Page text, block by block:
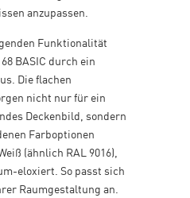
anzupassen.
Funktionalität
BASIC durch ein
Die flachen
nicht nur für ein
Deckenbild, sondern
Farboptionen
(ähnlich RAL 9016),
eloxiert. So passt sich
Raumgestaltung an.